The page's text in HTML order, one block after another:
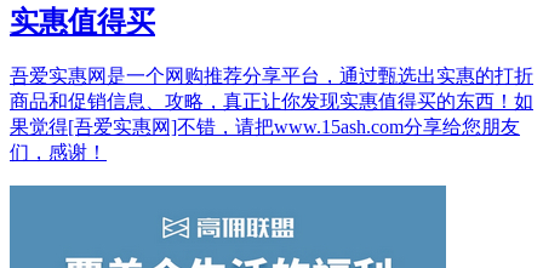
实惠值得买
吾爱实惠网是一个网购推荐分享平台，通过甄选出实惠的打折
商品和促销信息、攻略，真正让你发现实惠值得买的东西！如
果觉得[吾爱实惠网]不错，请把www.15ash.com分享给您朋友
们，感谢！